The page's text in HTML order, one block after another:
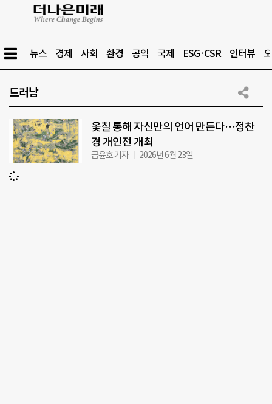
뉴스 경제 사회 환경 공익 국제 ESG·CSR 인터뷰
드러남
옻칠 통해 자신만의 언어 만든다…정찬
경 개인전 개최
금윤호 기자 2026년 6월 23일